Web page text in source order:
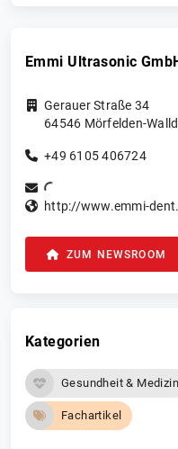
Emmi Ultrasonic
Gerauer Straße 34
64546 Mörfelden-
+49 6105 406724
http://www.emmi-
ZUM NEWSROOM
Kategorien
Gesundheit & Medizin
Fachartikel